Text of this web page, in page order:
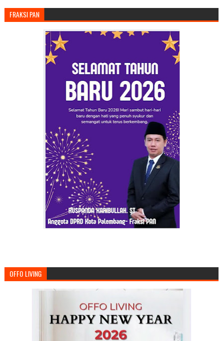
FRAKSI PAN
OFFO LIVING